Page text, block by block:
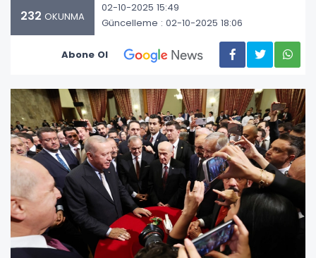
232 OKUNMA
02-10-2025 15:49
Güncelleme : 02-10-2025 18:06
Abone Ol